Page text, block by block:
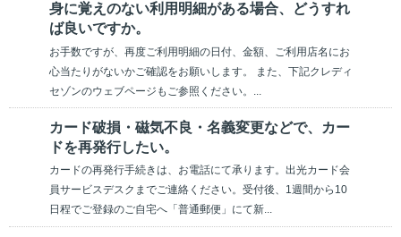
身に覚えのない利用明細がある場合、どうすれ
ば良いですか。
お手数ですが、再度ご利用明細の日付、金額、ご利用店名にお
心当たりがないかご確認をお願いします。 また、下記クレディ
セゾンのウェブページもご参照ください。...
カード破損・磁気不良・名義変更などで、カー
ドを再発行したい。
カードの再発行手続きは、お電話にて承ります。出光カード会
員サービスデスクまでご連絡ください。受付後、1週間から10
日程でご登録のご自宅へ「普通郵便」にて新...